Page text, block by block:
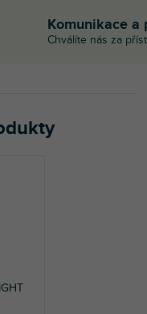
Komunikace a
Chválíte nás za